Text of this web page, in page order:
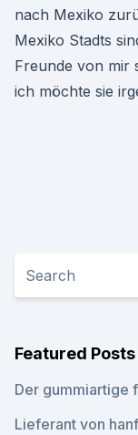
nach Mexiko
Mexiko Stadts
Freunde von mir
ich möchte sie
Featured Posts
Der gummiartige
Lieferant von